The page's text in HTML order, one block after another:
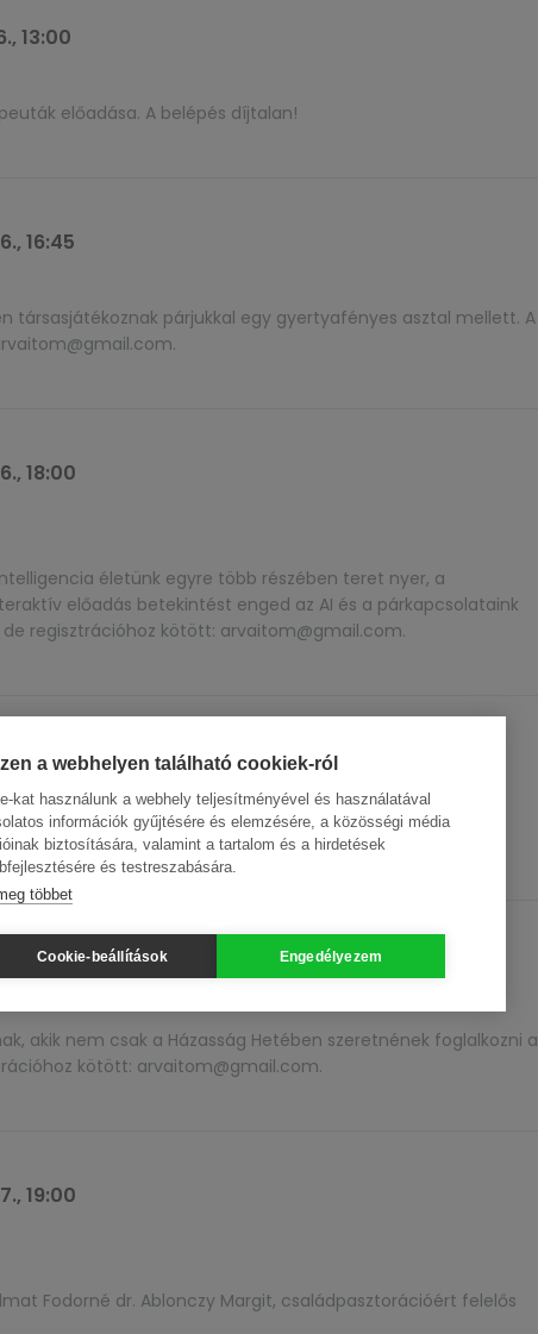
13:00
előadása. A belépés díjtalan!
16:45
társasjátékoznak párjukkal egy gyertyafényes asztal mellett. A
18:00
életünk egyre több részében teret nyer, a
előadás betekintést enged az AI és a párkapcsolataink
regisztrációhoz kötött: arvaitom@gmail.com.
20:30
romantikus dráma, 130’)
20:00
akik nem csak a Házasság Hetében szeretnének foglalkozni a
kötött: arvaitom@gmail.com.
19:00
Fodorné dr. Ablonczy Margit, családpasztorációért felelős
a webhelyen található cookiek-ról
kat használunk a webhely teljesítményével és használatával
információk gyűjtésére és elemzésére, a közösségi média
biztosítására, valamint a tartalom és a hirdetések
és testreszabására.
többet
Cookie-beállítások Engedélyezem